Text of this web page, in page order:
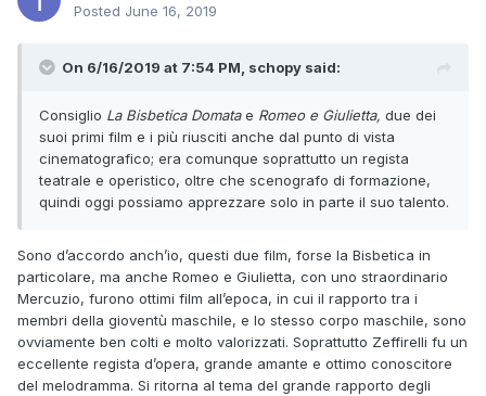
Posted June 16, 2019
On 6/16/2019 at 7:54 PM, schopy said:
Consiglio La Bisbetica Domatae Romeo e Giulietta, due dei
suoi primi film e i più riusciti anche dal punto di vista
cinematografico; era comunque soprattutto un regista
teatrale e operistico, oltre che scenografo di formazione,
quindi oggi possiamo apprezzare solo in parte il suo talento.
Sono d’accordo anch’io, questi due film, forse la Bisbetica in
particolare, ma anche Romeo e Giulietta, con uno straordinario
Mercuzio, furono ottimi film all’epoca, in cui il rapporto tra i
membri della gioventù maschile, e lo stesso corpo maschile, sono
ovviamente ben colti e molto valorizzati. Soprattutto Zeffirelli fu un
eccellente regista d’opera, grande amante e ottimo conoscitore
del melodramma. Si ritorna al tema del grande rapporto degli